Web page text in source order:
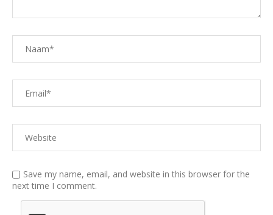
Save my name, email, and website in this browser for the
next time I comment.